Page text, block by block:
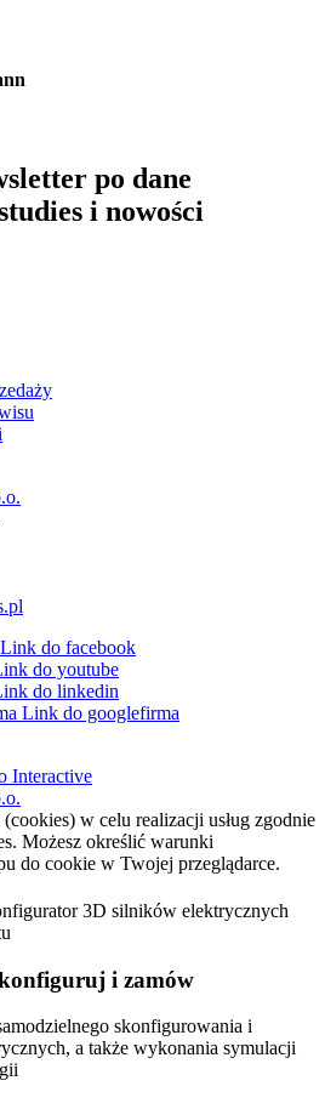
po dane
i nowości
Link do facebook
do youtube
do linkedin
Link do googlefirma
Interactive
w celu realizacji usług zgodnie
Możesz określić warunki
do cookie w Twojej przeglądarce.
3D silników elektrycznych
i zamów
skonfigurowania i
a także wykonania symulacji